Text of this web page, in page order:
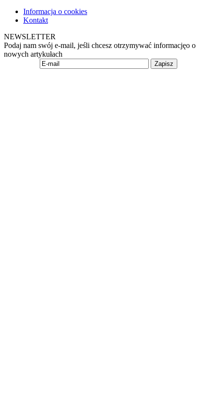
Informacja o cookies
Kontakt
NEWSLETTER
Podaj nam swój e-mail, jeśli chcesz otrzymywać informacjęo o
nowych artykułach
Zapisz